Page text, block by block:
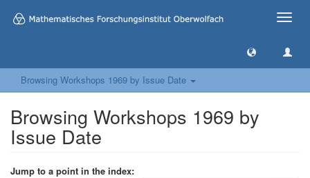
Toggle
Browsing Workshops 1969 by Issue Date
Browsing Workshops 1969 by
Issue Date
Jump to a point in the index: